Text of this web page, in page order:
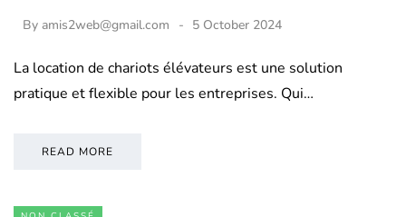
By amis2web@gmail.com 5 October 2024
La location de chariots élévateurs est une solution
pratique et flexible pour les entreprises. Qui…
READ MORE